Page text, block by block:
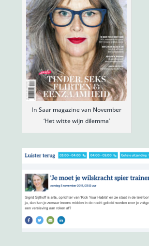
In Saar magazine van November
‘Het witte wijn dilemma’